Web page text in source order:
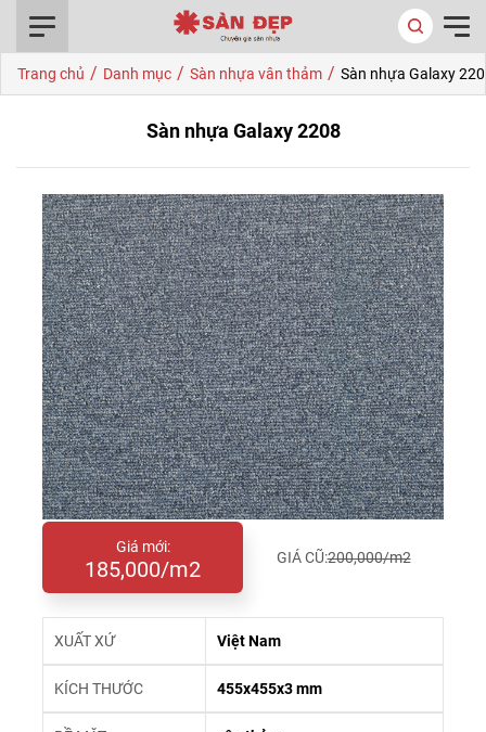
Trang chủ / Danh mục / Sàn nhựa vân thảm / Sàn nhựa Galaxy
Sàn nhựa Galaxy 2208
Giá mới:
185,000/m2 GIÁ CŨ:200,000/m2
XUẤT XỨ Việt Nam
KÍCH THƯỚC 455x455x3 mm